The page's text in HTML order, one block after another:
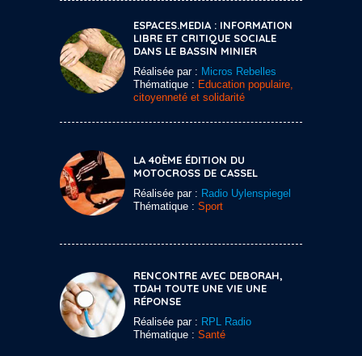
ESPACES.MEDIA : INFORMATION
LIBRE ET CRITIQUE SOCIALE
DANS LE BASSIN MINIER
Réalisée par : Micros Rebelles
Thématique : Education populaire,
citoyenneté et solidarité
LA 40ÈME ÉDITION DU
MOTOCROSS DE CASSEL
Réalisée par : Radio Uylenspiegel
Thématique : Sport
RENCONTRE AVEC DEBORAH,
TDAH TOUTE UNE VIE UNE
RÉPONSE
Réalisée par : RPL Radio
Thématique : Santé